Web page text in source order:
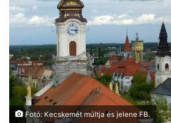
Fotó: Kecskemét múltja és jelene FB.